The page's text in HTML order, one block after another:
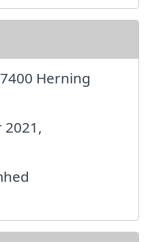
Herning